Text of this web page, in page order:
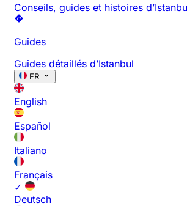
Conseils, guides et histoires
Guides
Guides détaillés d’Istanbul
FR
English
Español
Italiano
Français
✓
Deutsch